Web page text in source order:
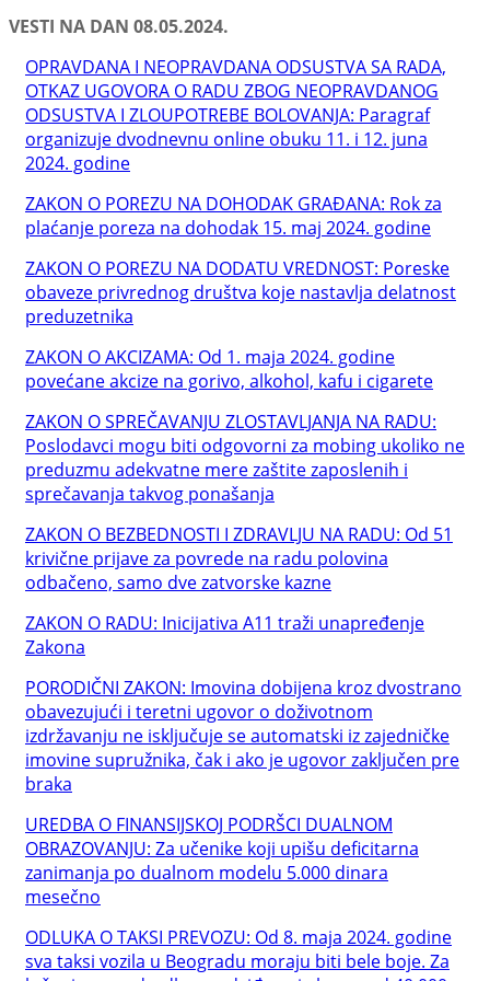
VESTI NA DAN 08.05.2024.
OPRAVDANA I NEOPRAVDANA ODSUSTVA SA RADA,
OTKAZ UGOVORA O RADU ZBOG NEOPRAVDANOG
ODSUSTVA I ZLOUPOTREBE BOLOVANJA: Paragraf
organizuje dvodnevnu online obuku 11. i 12. juna
2024. godine
ZAKON O POREZU NA DOHODAK GRAĐANA: Rok za
plaćanje poreza na dohodak 15. maj 2024. godine
ZAKON O POREZU NA DODATU VREDNOST: Poreske
obaveze privrednog društva koje nastavlja delatnost
preduzetnika
ZAKON O AKCIZAMA: Od 1. maja 2024. godine
povećane akcize na gorivo, alkohol, kafu i cigarete
ZAKON O SPREČAVANJU ZLOSTAVLJANJA NA RADU:
Poslodavci mogu biti odgovorni za mobing ukoliko ne
preduzmu adekvatne mere zaštite zaposlenih i
sprečavanja takvog ponašanja
ZAKON O BEZBEDNOSTI I ZDRAVLJU NA RADU: Od 51
krivične prijave za povrede na radu polovina
odbačeno, samo dve zatvorske kazne
ZAKON O RADU: Inicijativa A11 traži unapređenje
Zakona
PORODIČNI ZAKON: Imovina dobijena kroz dvostrano
obavezujući i teretni ugovor o doživotnom
izdržavanju ne isključuje se automatski iz zajedničke
imovine supružnika, čak i ako je ugovor zaključen pre
braka
UREDBA O FINANSIJSKOJ PODRŠCI DUALNOM
OBRAZOVANJU: Za učenike koji upišu deficitarna
zanimanja po dualnom modelu 5.000 dinara
mesečno
ODLUKA O TAKSI PREVOZU: Od 8. maja 2024. godine
sva taksi vozila u Beogradu moraju biti bele boje. Za